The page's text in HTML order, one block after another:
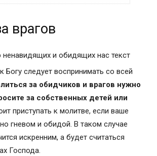
class="size-full wp-image-
gadgets/proxy?
molitv.ru%2Fwp-
o-
i-obidyaschih-nas-tekst-
о ненавидящих и
width="600" height="390">
врагов
Богу следует воспринимать со всей
за обидчиков и врагов нужно
за собственных детей или
приступать к молитве, если ваше
гневом и обидой. В таком случае
искренним, а будет считаться
Господа.